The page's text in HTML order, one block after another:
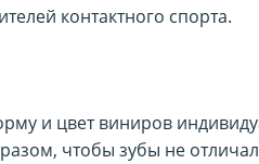
контактного спорта.
и цвет виниров
чтобы зубы не